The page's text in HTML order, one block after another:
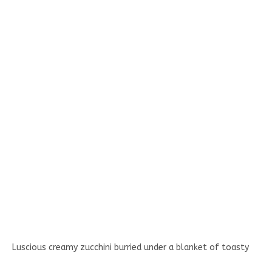
Luscious creamy zucchini burried under a blanket of toasty